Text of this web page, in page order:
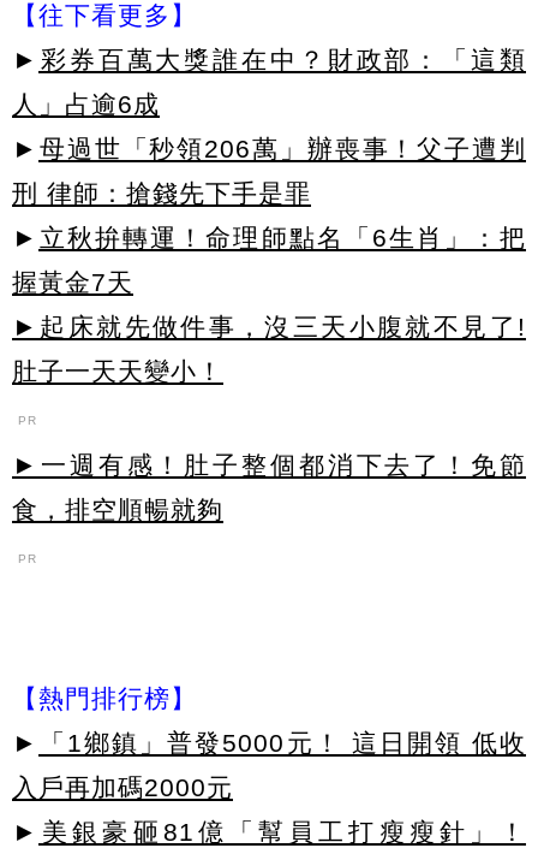
【往下看更多】
► 彩券百萬大獎誰在中？財政部：「這類
人」占逾6成
► 母過世「秒領206萬」辦喪事！父子遭判
刑 律師：搶錢先下手是罪
► 立秋拚轉運！命理師點名「6生肖」：把
握黃金7天
►起床就先做件事，沒三天小腹就不見了!
肚子一天天變小！
PR
►一週有感！肚子整個都消下去了！免節
食，排空順暢就夠
PR
【熱門排行榜】
►
「1鄉鎮」普發5000元！ 這日開領 低收
入戶再加碼2000元
► 美銀豪砸81億「幫員工打瘦瘦針」！